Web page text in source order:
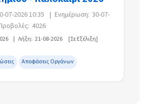
07-2026 10:35 | Ενημέρωση: 30-07-
4026
| Λήξη: 21-08-2026 [Σε Εξέλιξη]
Αποφάσεις Οργάνων